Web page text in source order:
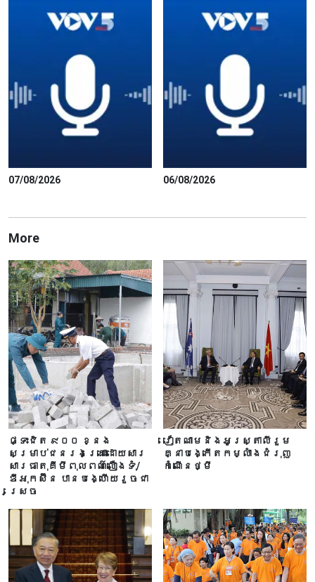
07/08/2026 06/08/2026
More
ផ្ទះជិត ៩០០ ខ្នង
សម្រាប់ជនរងគ្រោះដោយសារ
សារធាតុគីមីពុលពណ៌លឿងទុំ/
ឌីអុកស៊ីន បានបង្ហើយរួចជា
ស្រេច
វៀតណាមនិងអូស្ត្រាលីរួម
គ្នាបង្កើតកម្លាំងជំរុញ
កំណើនថ្មី